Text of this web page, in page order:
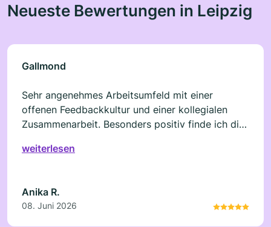
Neueste Bewertungen in Leipzig
Gallmond
Sehr angenehmes Arbeitsumfeld mit einer
offenen Feedbackkultur und einer kollegialen
Zusammenarbeit. Besonders positiv finde ich die
Weiterentwicklung sowie den wertschätzenden
weiterlesen
Anika R.
08. Juni 2026